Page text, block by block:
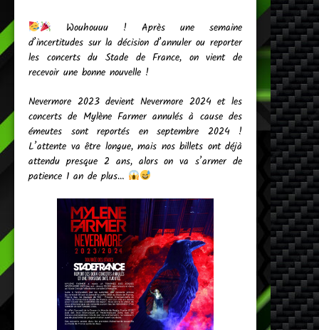
Wouhouuu ! Après une semaine
d’incertitudes sur la décision d’annuler ou reporter
les concerts du Stade de France, on vient de
recevoir une bonne nouvelle !
Nevermore 2023 devient Nevermore 2024 et les
concerts de Mylène Farmer annulés à cause des
émeutes sont reportés en septembre 2024 !
L’attente va être longue, mais nos billets ont déjà
attendu presque 2 ans, alors on va s’armer de
patience 1 an de plus…